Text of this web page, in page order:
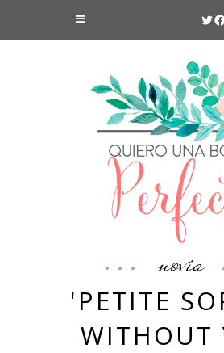
novia
'PETITE
WITHOUT